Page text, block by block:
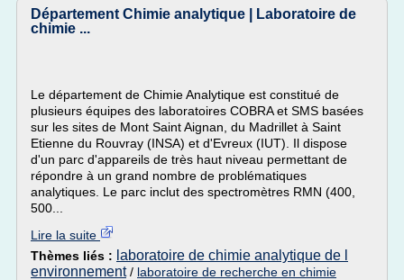
Département Chimie analytique | Laboratoire de
chimie ...
Le département de Chimie Analytique est constitué de
plusieurs équipes des laboratoires COBRA et SMS basées
sur les sites de Mont Saint Aignan, du Madrillet à Saint
Etienne du Rouvray (INSA) et d'Evreux (IUT). Il dispose
d'un parc d'appareils de très haut niveau permettant de
répondre à un grand nombre de problématiques
analytiques. Le parc inclut des spectromètres RMN (400,
500...
Lire la suite
Thèmes liés : laboratoire de chimie analytique de l
environnement/ laboratoire de recherche en chimie